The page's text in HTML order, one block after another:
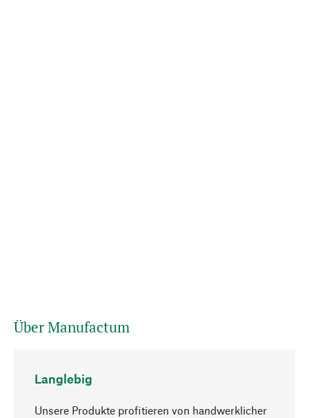
Über Manufactum
Langlebig
Unsere Produkte profitieren von handwerklicher